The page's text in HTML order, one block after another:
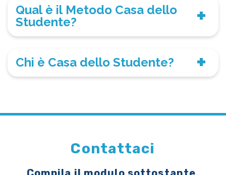
Qual è il Metodo Casa dello
Studente?
Chi è Casa dello Studente?
Contattaci